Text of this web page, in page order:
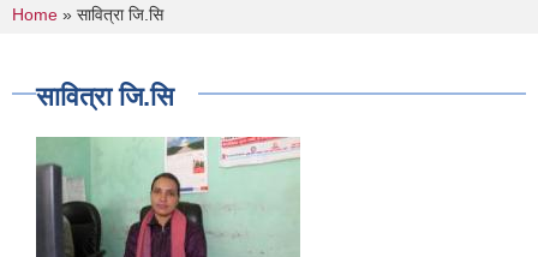
You are here
Home » सावित्रा जि.सि
सावित्रा जि.सि